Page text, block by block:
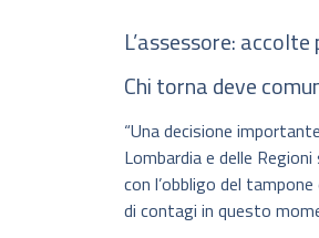
L’assessore:
Chi torna deve
“Una decisione
Lombardia e delle
con l’obbligo del
di contagi in questo